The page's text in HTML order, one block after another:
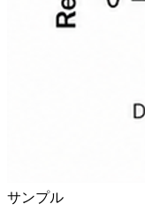
サンプル